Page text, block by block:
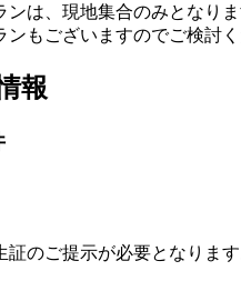
ンは、現地集合のみとなりま
ンもございますのでご検討く
報
のご提示が必要となります